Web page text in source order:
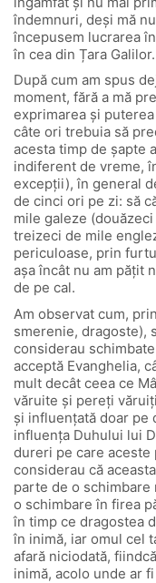
îndemnuri, deși mă
începusem lucrarea
în cea din Țara Galilor.
După cum am spus
moment, fără a mă
exprimarea și
câte ori trebuia să
acesta timp de șapte
indiferent de vreme,
excepții), în general
de cinci ori pe zi: să
mile galeze
treizeci de mile
periculoase, prin
așa încât nu am pățit
de pe cal.
Am observat cum,
smerenie, dragoste),
considerau
acceptă Evanghelia,
mult decât ceea ce
văruite și pereți
și influențată doar pe
influența Duhului lui
dureri pe care aceste
considerau că
parte de o
o schimbare în firea
în timp ce dragostea
în inimă, iar omul cel
afară niciodată,
inimă, acolo unde ar